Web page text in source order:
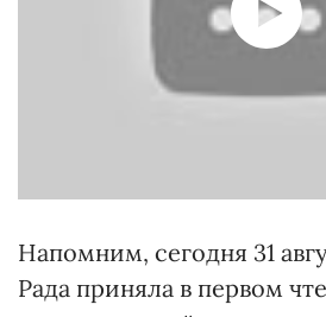
Напомним, сегодня 31
Рада приняла в первом